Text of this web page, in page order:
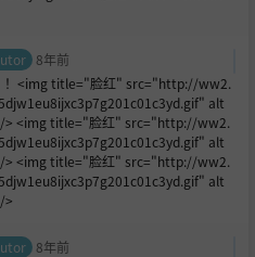
8年前
！<img title="脸红" src="http://ww2.
alt
<img title="脸红" src="http://ww2.
alt
<img title="脸红" src="http://ww2.
alt
>
8年前